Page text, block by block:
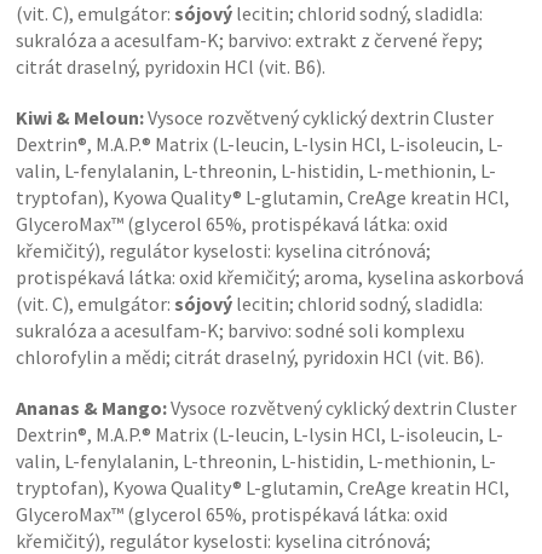
(vit. C), emulgátor:sójový lecitin; chlorid sodný, sladidla:
sukralóza a acesulfam-K; barvivo: extrakt z červené řepy;
citrát draselný, pyridoxin HCl (vit. B6).
Kiwi & Meloun:Vysoce rozvětvený cyklický dextrin Cluster
Dextrin®, M.A.P.® Matrix (L-leucin, L-lysin HCl, L-isoleucin, L-
valin, L-fenylalanin, L-threonin, L-histidin, L-methionin, L-
tryptofan), Kyowa Quality® L-glutamin, CreAge kreatin HCl,
GlyceroMax™ (glycerol 65%, protispékavá látka: oxid
křemičitý), regulátor kyselosti: kyselina citrónová;
protispékavá látka: oxid křemičitý; aroma, kyselina askorbová
(vit. C), emulgátor:sójový lecitin; chlorid sodný, sladidla:
sukralóza a acesulfam-K; barvivo: sodné soli komplexu
chlorofylin a mědi; citrát draselný, pyridoxin HCl (vit. B6).
Ananas & Mango:Vysoce rozvětvený cyklický dextrin Cluster
Dextrin®, M.A.P.® Matrix (L-leucin, L-lysin HCl, L-isoleucin, L-
valin, L-fenylalanin, L-threonin, L-histidin, L-methionin, L-
tryptofan), Kyowa Quality® L-glutamin, CreAge kreatin HCl,
GlyceroMax™ (glycerol 65%, protispékavá látka: oxid
křemičitý), regulátor kyselosti: kyselina citrónová;